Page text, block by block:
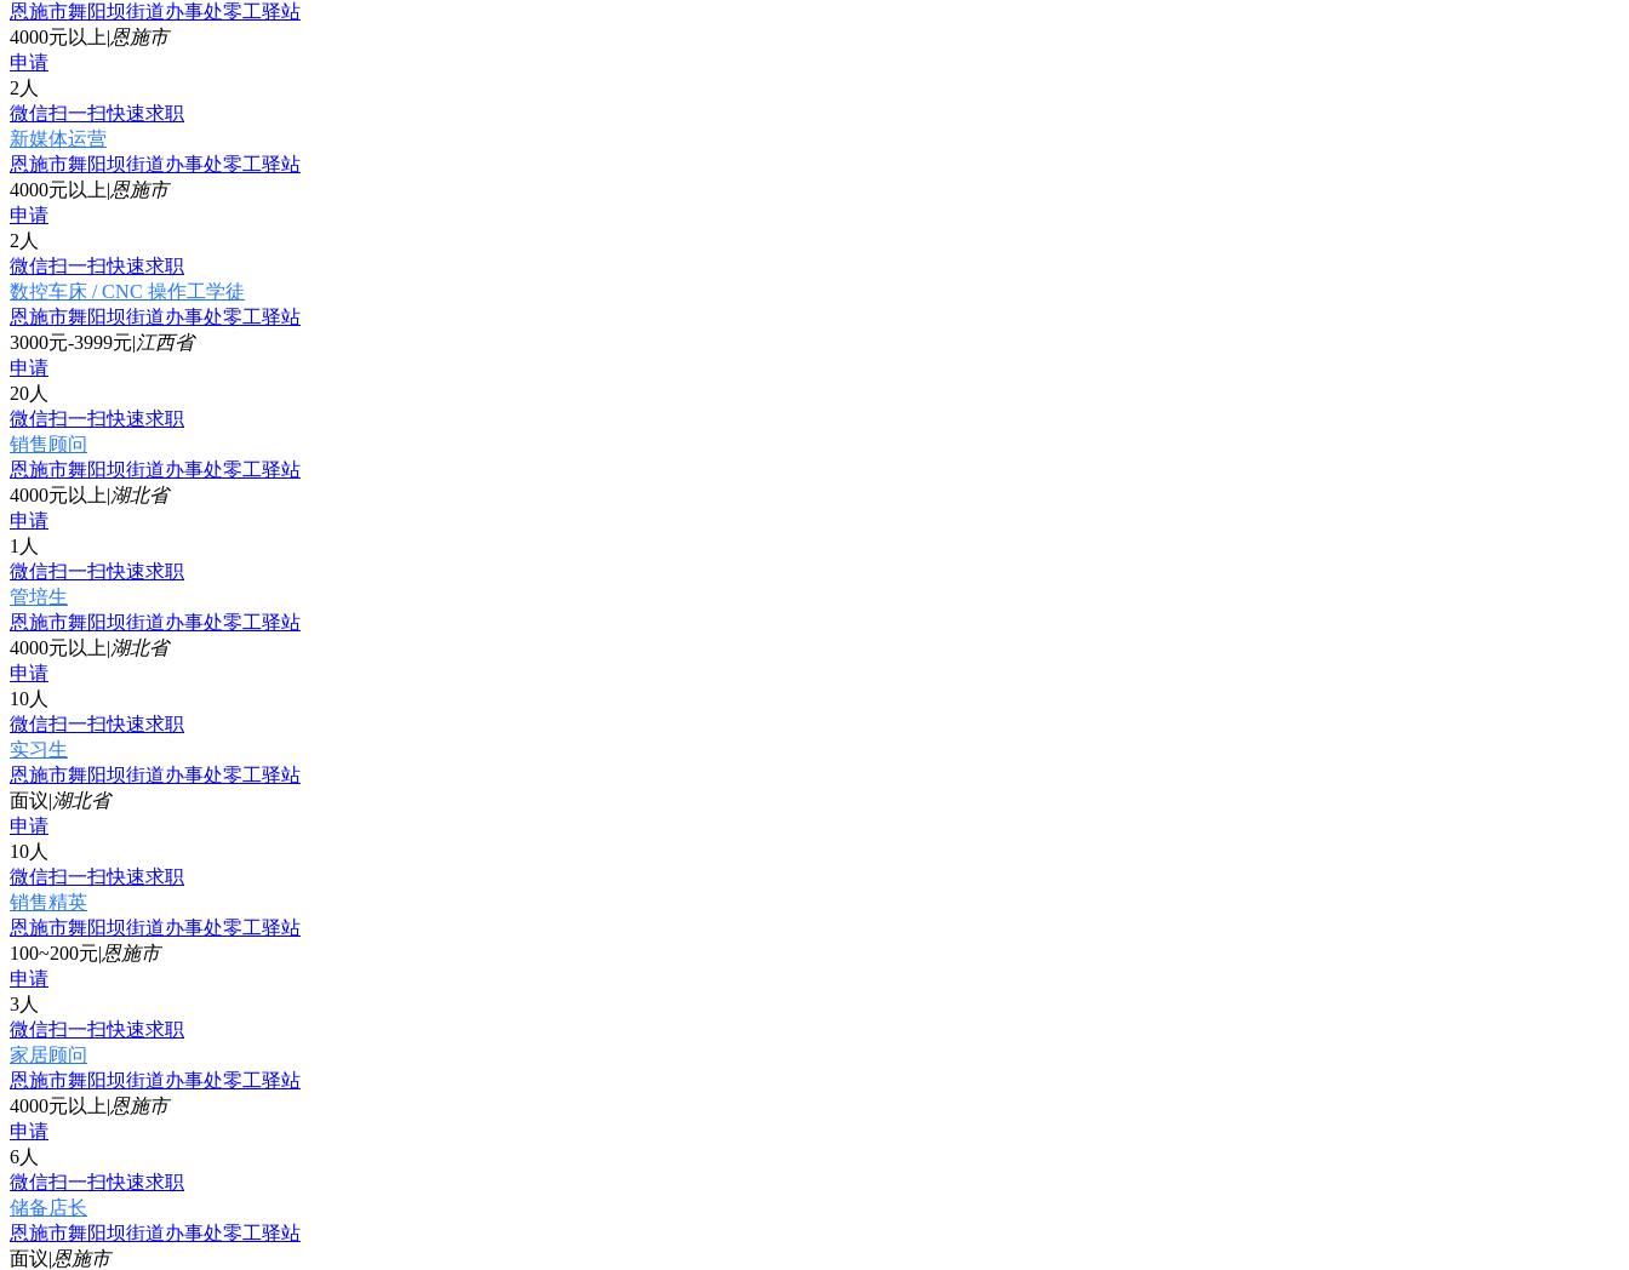
恩施市舞阳坝街道办事处零工驿站
4000元以上|恩施市
申请
2人
微信扫一扫快速求职
新媒体运营
恩施市舞阳坝街道办事处零工驿站
4000元以上|恩施市
申请
2人
微信扫一扫快速求职
数控车床 / CNC 操作工学徒
恩施市舞阳坝街道办事处零工驿站
3000元-3999元|江西省
申请
20人
微信扫一扫快速求职
销售顾问
恩施市舞阳坝街道办事处零工驿站
4000元以上|湖北省
申请
1人
微信扫一扫快速求职
管培生
恩施市舞阳坝街道办事处零工驿站
4000元以上|湖北省
申请
10人
微信扫一扫快速求职
实习生
恩施市舞阳坝街道办事处零工驿站
面议|湖北省
申请
10人
微信扫一扫快速求职
销售精英
恩施市舞阳坝街道办事处零工驿站
100~200元|恩施市
申请
3人
微信扫一扫快速求职
家居顾问
恩施市舞阳坝街道办事处零工驿站
4000元以上|恩施市
申请
6人
微信扫一扫快速求职
储备店长
恩施市舞阳坝街道办事处零工驿站
面议|恩施市